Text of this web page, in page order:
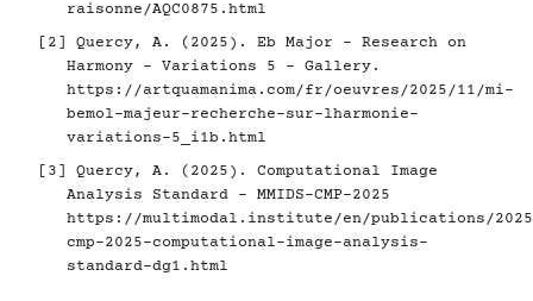
raisonne/AQC0875.html
[2] Quercy, A. (2025). Eb Major - Research on
Harmony - Variations 5 - Gallery.
https://artquamanima.com/fr/oeuvres/2025/11/mi-
bemol-majeur-recherche-sur-lharmonie-
variations-5_i1b.html
[3] Quercy, A. (2025). Computational Image
Analysis Standard - MMIDS-CMP-2025
https://multimodal.institute/en/publications/2025/
cmp-2025-computational-image-analysis-
standard-dg1.html